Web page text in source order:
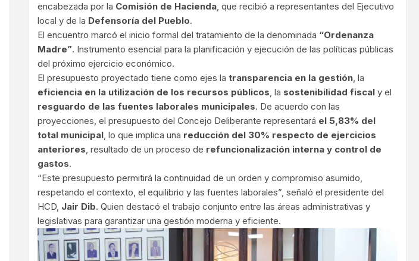
encabezada por la Comisión de Hacienda, que recibió a representantes del Ejecutivo
local y de la Defensoría del Pueblo.
El encuentro marcó el inicio formal del tratamiento de la denominada “Ordenanza
Madre”. Instrumento esencial para la planificación y ejecución de las políticas públicas
del próximo ejercicio económico.
El presupuesto proyectado tiene como ejes la transparencia en la gestión, la
eficiencia en la utilización de los recursos públicos, la sostenibilidad fiscal y el
resguardo de las fuentes laborales municipales. De acuerdo con las
proyecciones, el presupuesto del Concejo Deliberante representará el 5,83% del
total municipal, lo que implica una reducción del 30% respecto de ejercicios
anteriores, resultado de un proceso de refuncionalización interna y control de
gastos.
“Este presupuesto permitirá la continuidad de un orden y compromiso asumido,
respetando el contexto, el equilibrio y las fuentes laborales”, señaló el presidente del
HCD, Jair Dib. Quien destacó el trabajo conjunto entre las áreas administrativas y
legislativas para garantizar una gestión moderna y eficiente.